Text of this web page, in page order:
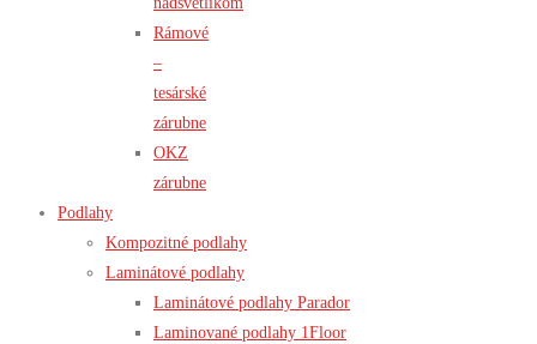
Rámové
–
tesárské
zárubne
OKZ
zárubne
Podlahy
Kompozitné podlahy
Laminátové podlahy
Laminátové podlahy Parador
Laminované podlahy 1Floor